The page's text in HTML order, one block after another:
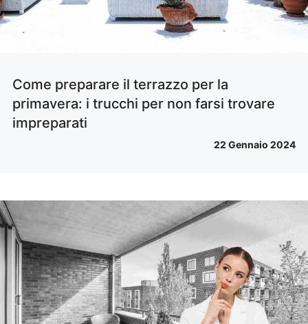
Come preparare il terrazzo per la
primavera: i trucchi per non farsi trovare
impreparati
22 Gennaio 2024